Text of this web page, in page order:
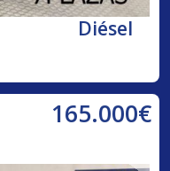
Diésel
165.000€